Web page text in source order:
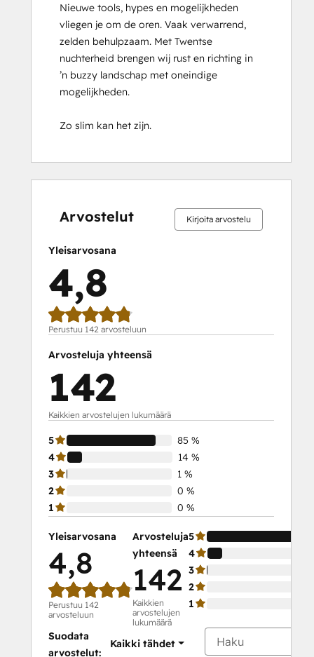
Guided Client Onboarding
HubSpot
for
HubSpot Marketing Hub Software
HubSpot Reporting
Certification
HubSpot Solutions Partner
Trainer
Certification
Inbound
Inbound Marketing Optimization
Inbound Sales
Integrating With HubSpot I: Foundations
Objectives-Based Onboarding
Revenue Operations
Sales Enablement
Sales Management Training: Strategies
for Developing a Successful Modern
Salesforce Integration Certification
SEO
SEO II
Social
Media
Marketing
Certification
Nieuwe tools, hypes en mogelijkheden
vliegen je om de oren. Vaak verwarrend,
zelden behulpzaam. Met Twentse
nuchterheid brengen wij rust en richting in
’n buzzy landschap met oneindige
mogelijkheden.
Zo slim kan het zijn.
Arvostelut Kirjoita arvostelu
Yleisarvosana
4,8
Perustuu 142 arvosteluun
Arvosteluja yhteensä
142
Kaikkien arvostelujen lukumäärä
5
85 %
4
14 %
3
1 %
2
0 %
1
0 %
Yleisarvosana
4,8
Perustuu 142
arvosteluun
Arvosteluja
yhteensä
142
Kaikkien
arvostelujen
lukumäärä
5
4
3
2
1
Suodata
arvostelut:
Kaikki tähdet